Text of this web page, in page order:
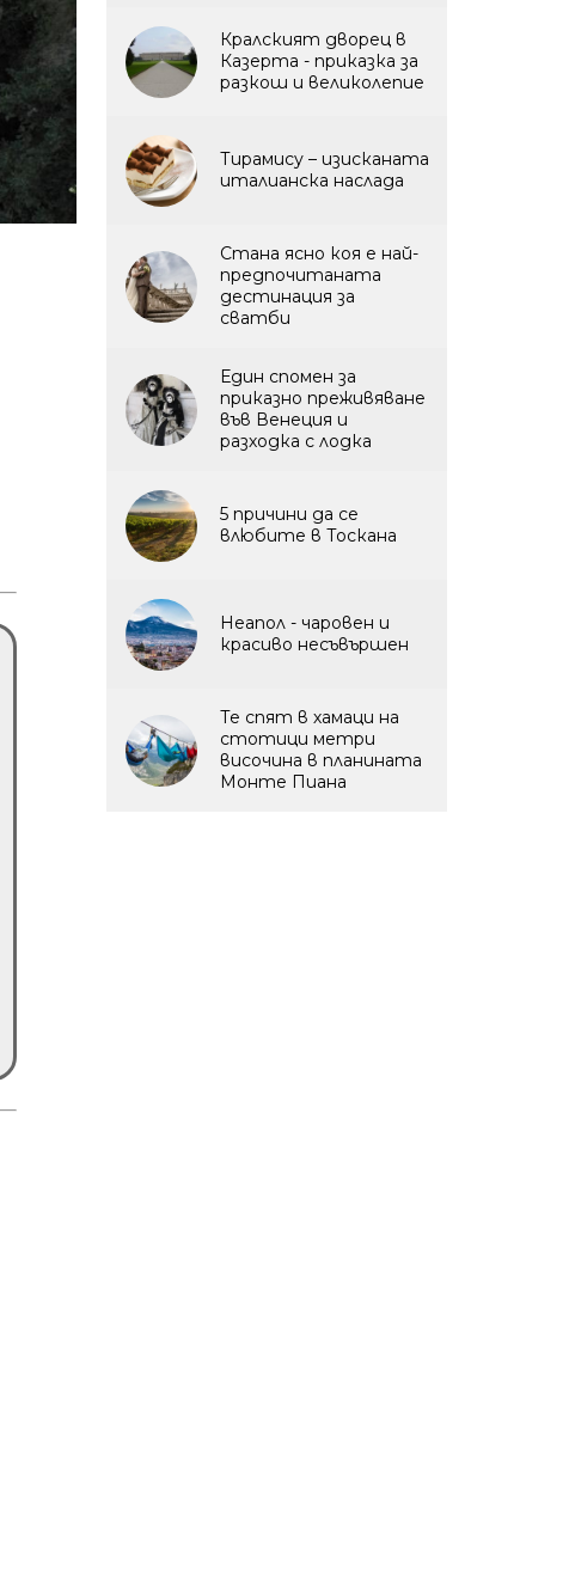
Кралският дворец в
Казерта - приказка за
разкош и великолепие
Тирамису – изисканата
италианска наслада
Стана ясно коя е най-
предпочитаната
дестинация за
сватби
Един спомен за
приказно преживяване
във Венеция и
разходка с лодка
5 причини да се
влюбите в Тоскана
Неапол - чаровен и
красиво несъвършен
Те спят в хамаци на
стотици метри
височина в планината
Монте Пиана